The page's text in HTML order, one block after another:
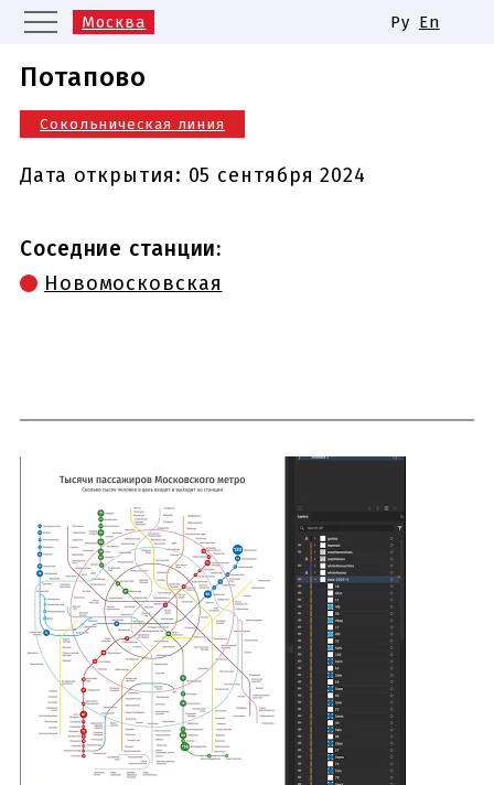
Москва
Казань
Новосибирск
Самара
Одинаковые названия станций
метро
Ру En
Потапово
Сокольническая линия
Дата открытия: 05 сентября 2024
Соседние станции:
Новомосковская